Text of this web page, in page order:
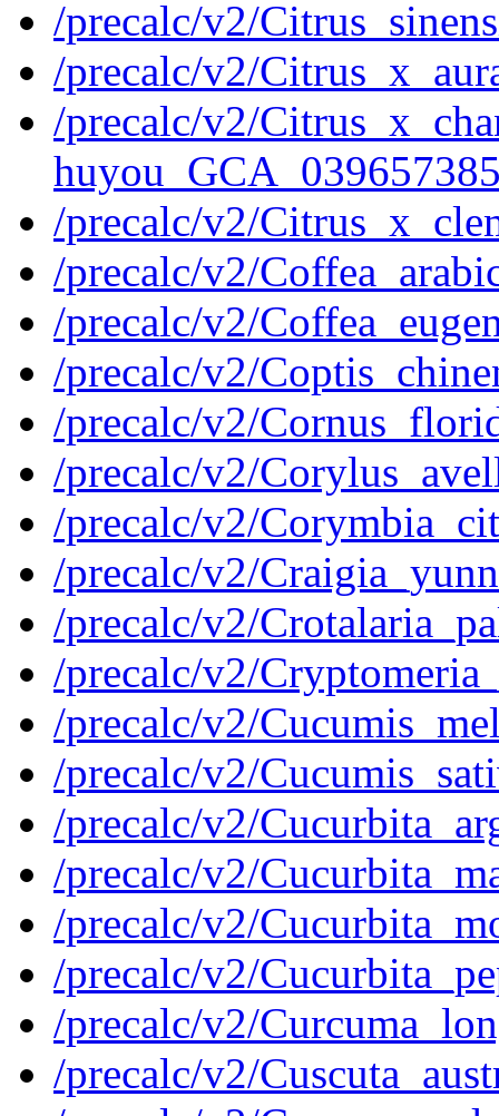
/precalc/v2/
/precalc/v2/
/precalc/v2/
/precalc/v2/
/precalc/v2/
/precalc/v2/
/precalc/v2/
/precalc/v2/
/precalc/v2/
/precalc/v2/
/precalc/v2/
/precalc/v2/
/precalc/v2/
/precalc/v2/
/precalc/v2/
/precalc/v2/
/precalc/v2/
/precalc/v2/
/precalc/v2/
/precalc/v2/
/precalc/v2/